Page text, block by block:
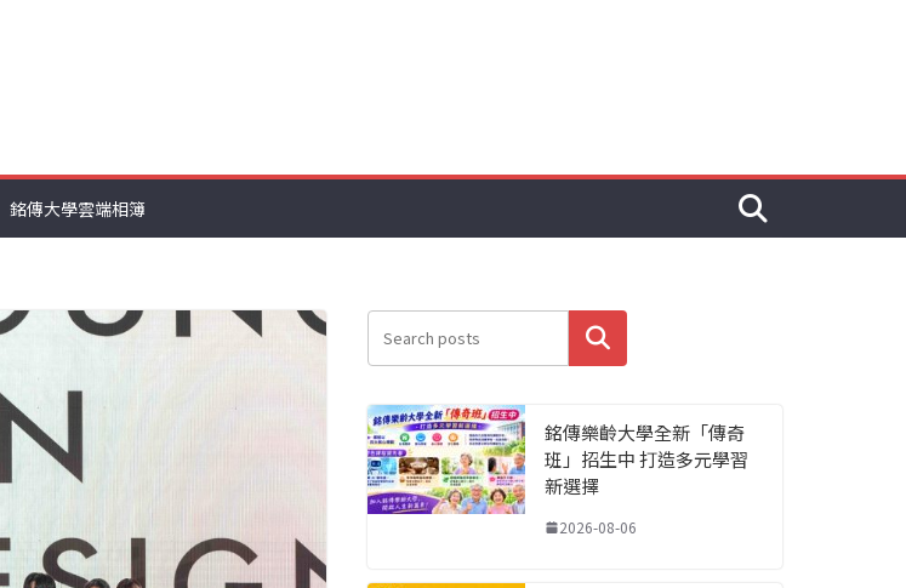
銘傳大學雲端相簿
搜尋
銘傳樂齡大學全新「傳奇
班」招生中 打造多元學習
新選擇
2026-08-06